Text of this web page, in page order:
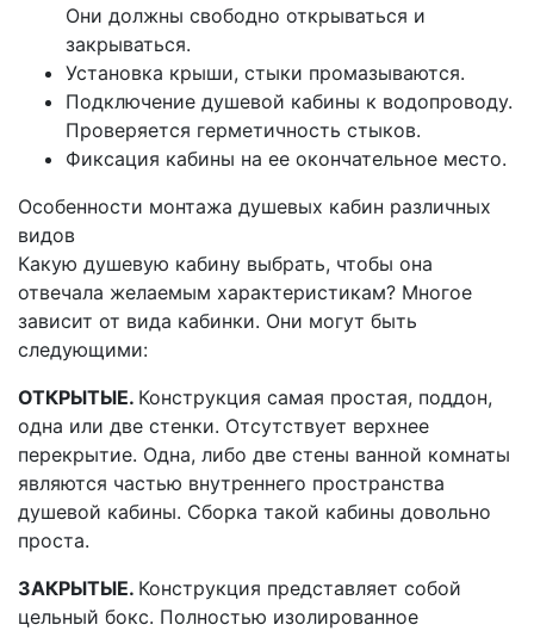
Они должны свободно открываться и
закрываться.
Установка крыши, стыки промазываются.
Подключение душевой кабины к водопроводу.
Проверяется герметичность стыков.
Фиксация кабины на ее окончательное место.
Особенности монтажа душевых кабин различных
видов
Какую душевую кабину выбрать, чтобы она
отвечала желаемым характеристикам? Многое
зависит от вида кабинки. Они могут быть
следующими:
ОТКРЫТЫЕ. Конструкция самая простая, поддон,
одна или две стенки. Отсутствует верхнее
перекрытие. Одна, либо две стены ванной комнаты
являются частью внутреннего пространства
душевой кабины. Сборка такой кабины довольно
проста.
ЗАКРЫТЫЕ. Конструкция представляет собой
цельный бокс. Полностью изолированное